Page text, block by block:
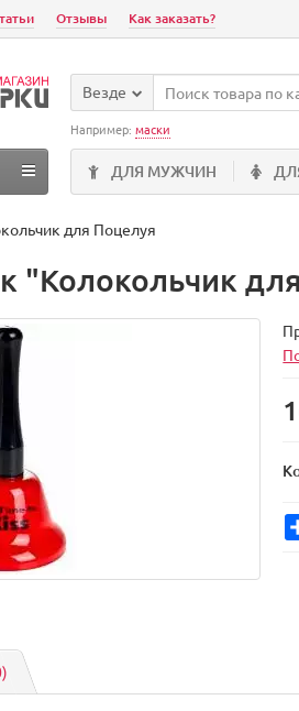
Отзывы Как заказать?
Везде
Например: маски
ДЛЯ МУЖЧИН
для Поцелуя
"Колокольчик